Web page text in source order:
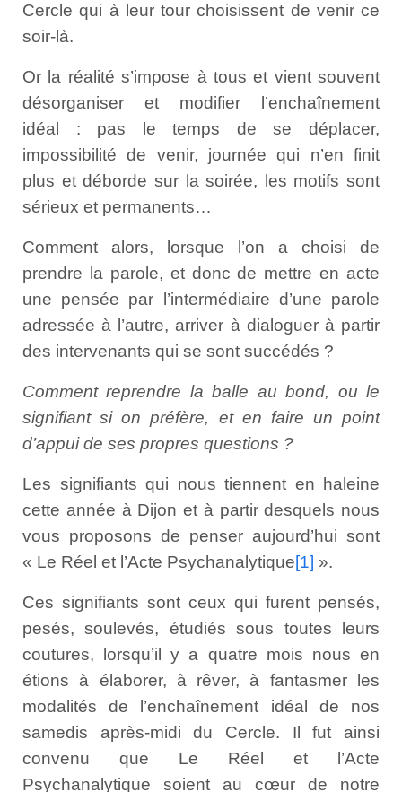
Cercle qui à leur tour choisissent de venir ce
soir-là.
Or la réalité s’impose à tous et vient souvent
désorganiser et modifier l’enchaînement
idéal : pas le temps de se déplacer,
impossibilité de venir, journée qui n’en finit
plus et déborde sur la soirée, les motifs sont
sérieux et permanents…
Comment alors, lorsque l’on a choisi de
prendre la parole, et donc de mettre en acte
une pensée par l’intermédiaire d’une parole
adressée à l’autre, arriver à dialoguer à partir
des intervenants qui se sont succédés ?
Comment reprendre la balle au bond, ou le
signifiant si on préfère, et en faire un point
d’appui de ses propres questions ?
Les signifiants qui nous tiennent en haleine
cette année à Dijon et à partir desquels nous
vous proposons de penser aujourd’hui sont
« Le Réel et l’Acte Psychanalytique[1] ».
Ces signifiants sont ceux qui furent pensés,
pesés, soulevés, étudiés sous toutes leurs
coutures, lorsqu’il y a quatre mois nous en
étions à élaborer, à rêver, à fantasmer les
modalités de l’enchaînement idéal de nos
samedis après-midi du Cercle. Il fut ainsi
convenu que Le Réel et l’Acte
Psychanalytique soient au cœur de notre